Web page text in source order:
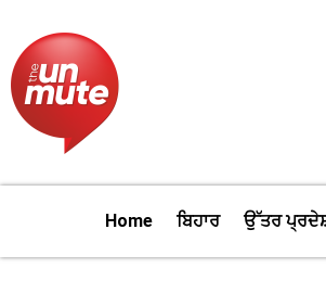
content
Home ਬਿਹਾਰ ਉੱਤਰ